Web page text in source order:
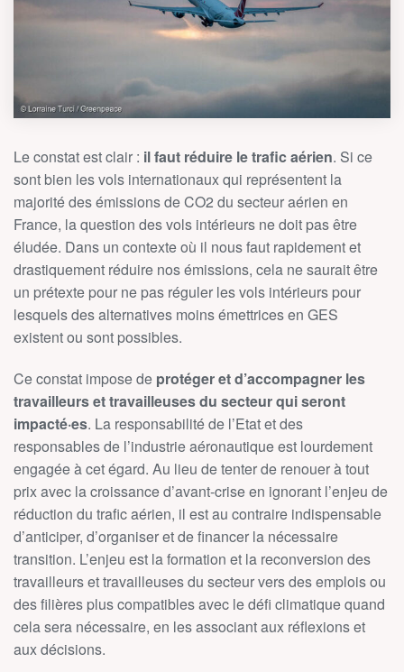
Le constat est clair : il faut réduire le trafic aérien. Si ce
sont bien les vols internationaux qui représentent la
majorité des émissions de CO2 du secteur aérien en
France, la question des vols intérieurs ne doit pas être
éludée. Dans un contexte où il nous faut rapidement et
drastiquement réduire nos émissions, cela ne saurait être
un prétexte pour ne pas réguler les vols intérieurs pour
lesquels des alternatives moins émettrices en GES
existent ou sont possibles.
Ce constat impose de protéger et d’accompagner les
travailleurs et travailleuses du secteur qui seront
impacté·es. La responsabilité de l’Etat et des
responsables de l’industrie aéronautique est lourdement
engagée à cet égard. Au lieu de tenter de renouer à tout
prix avec la croissance d’avant-crise en ignorant l’enjeu de
réduction du trafic aérien, il est au contraire indispensable
d’anticiper, d’organiser et de financer la nécessaire
transition. L’enjeu est la formation et la reconversion des
travailleurs et travailleuses du secteur vers des emplois ou
des filières plus compatibles avec le défi climatique quand
cela sera nécessaire, en les associant aux réflexions et
aux décisions.